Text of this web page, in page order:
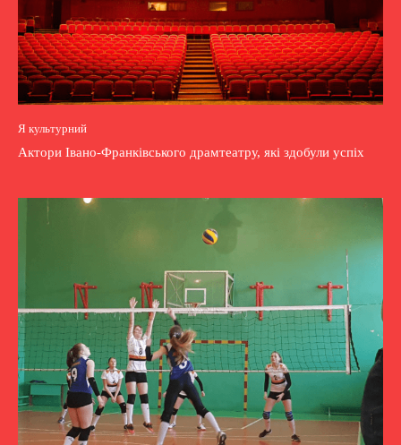
Я культурний
Актори Івано-Франківського драмтеатру, які здобули успіх